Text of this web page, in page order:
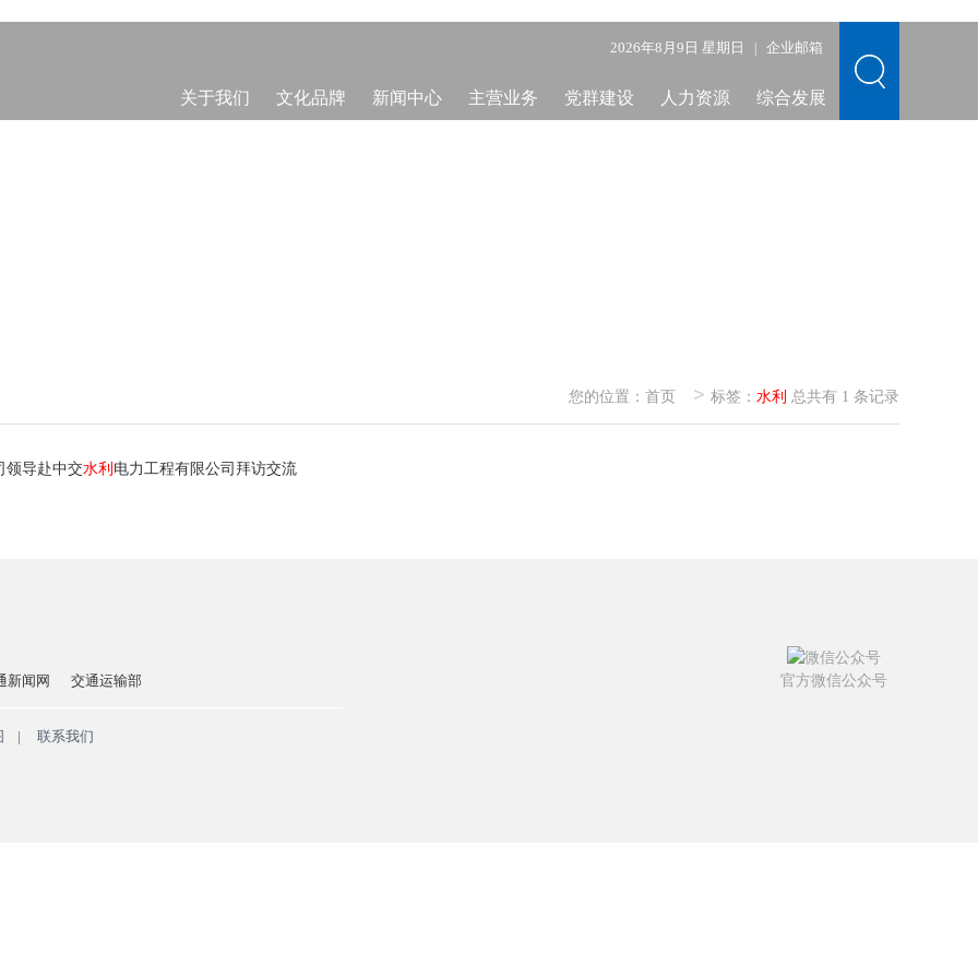
2026年8月9日 星期日 企业邮箱
关于我们 文化品牌 新闻中心 主营业务 党群建设 人力资源 综合发展
您的位置： 首页 > 标签： 水利 总共有 1 条记录
领导赴中交水利 电力工程有限公司拜访交流
新闻网 交通运输部
| 联系我们
官方微信公众号